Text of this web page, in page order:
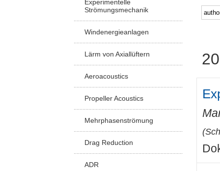
Experimentelle
Strömungsmechanik
Windenergieanlagen
Lärm von Axiallüftern
Aeroacoustics
Propeller Acoustics
Mehrphasenströmung
Drag Reduction
ADR
(